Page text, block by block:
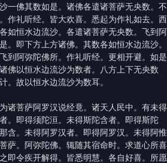
一佛其数如是。诸佛各遣诸菩萨无央数。不
作礼听经。皆大欢喜。悉起为作礼如去。西
如恒水边流沙。各遣诸菩萨无央数。飞到阿
。即下方上方诸佛。其数各如恒水边流沙。
到阿弥陀佛所。作礼听经。更相开避。如是
佛以恒水边流沙为数者。八方上下无央数
。故以恒水边流沙为数耳。
菩萨阿罗汉说经竟。诸天人民中。有未得
。即得须陀洹。未得斯陀含者。即得斯陀
含。未得阿罗汉者。即得阿罗汉。未得阿惟
萨。阿弥陀佛。辄随其宿命时。求道心所喜
即令疾开解得。皆悉明慧。各自好喜。所愿